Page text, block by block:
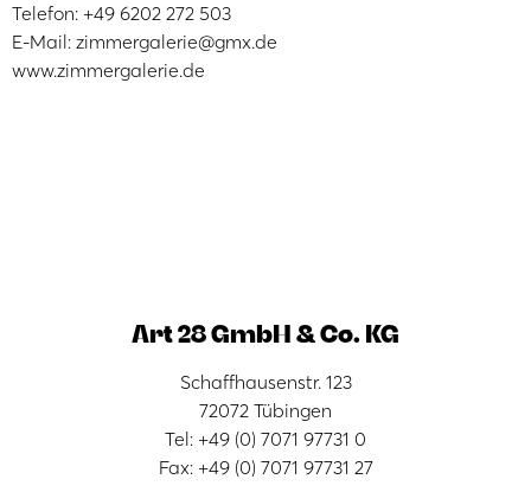
Telefon: +49 6202 272 503
E-Mail: zimmergalerie@gmx.de
www.zimmergalerie.de
Art 28 GmbH & Co. KG
Schaffhausenstr. 123
72072 Tübingen
Tel: +49 (0) 7071 97731 0
Fax: +49 (0) 7071 97731 27